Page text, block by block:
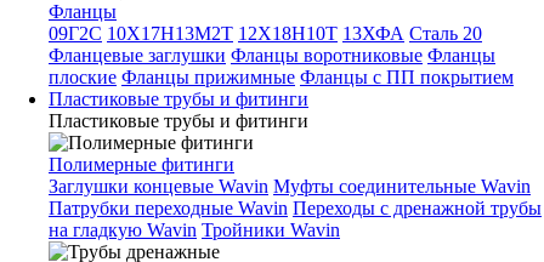
Фланцы
09Г2С 10Х17Н13М2Т 12Х18Н10Т 13ХФА Сталь 20
Фланцевые заглушки Фланцы воротниковые Фланцы
плоские Фланцы прижимные Фланцы с ПП покрытием
Пластиковые трубы и фитинги
Пластиковые трубы и фитинги
Полимерные фитинги
Заглушки концевые Wavin Муфты соединительные Wavin
Патрубки переходные Wavin Переходы с дренажной трубы
на гладкую Wavin Тройники Wavin